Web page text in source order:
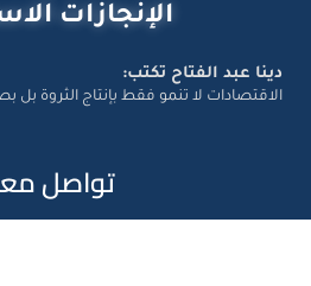
الإنجازات
دينا عبد الفتاح تكتب:
الاقتصادات لا تنمو فقط بإنتاج الثروة بل
تواصل